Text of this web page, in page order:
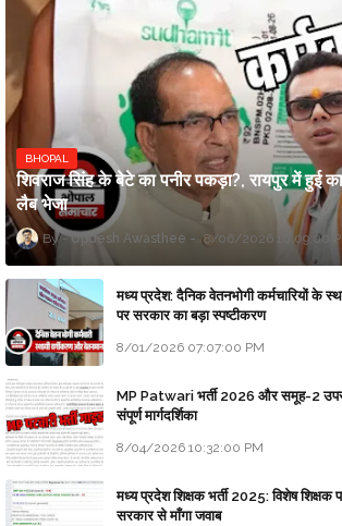
BHOPAL
शिवराज सिंह के बेटे का पनीर पकड़ा?, रायपुर में हुई
लैब भेजा
Updesh Awasthee 8/06/2026 10:09:00
मध्य प्रदेश: दैनिक वेतनभोगी कर्मचारियों के
पर सरकार का बड़ा स्पष्टीकरण
8/01/2026 07:07:00 PM
MP Patwari भर्ती 2026 और समूह-2
संपूर्ण मार्गदर्शिका
8/04/2026 10:32:00 PM
मध्य प्रदेश शिक्षक भर्ती 2025: विशेष शिक्षक
सरकार से माँगा जवाब